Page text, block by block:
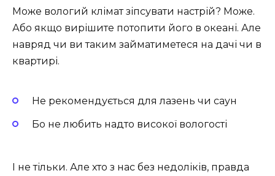
Може вологий клімат зіпсувати настрій? Може.
Або якщо вирішите потопити його в океані. Але
навряд чи ви таким займатиметеся на дачі чи в
квартирі.
Не рекомендується для лазень чи саун
Бо не любить надто високої вологості
І не тільки. Але хто з нас без недоліків, правда